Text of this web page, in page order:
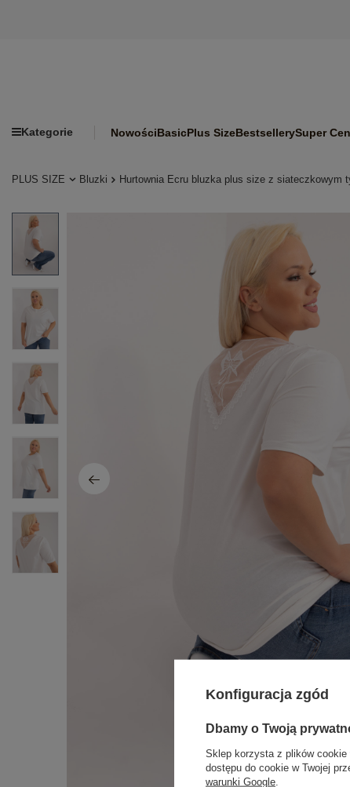
Kategorie NowościBasicPlus SizeBestsellerySuper
PLUS SIZE Bluzki Hurtownia Ecru bluzka plus size z siateczkowym
Konfiguracja zgód
Dbamy o Twoją
Sklep korzysta z plików cookie
dostępu do cookie w Twojej
warunki Google